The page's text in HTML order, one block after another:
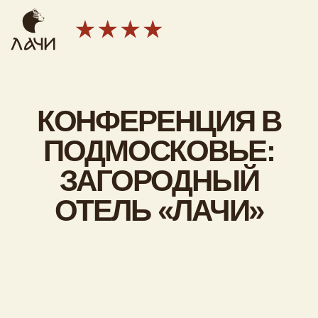
ПОДМОСКОВЬЕ:
ЗАГОРОДНЫЙ
ОТЕЛЬ «ЛАЧИ»